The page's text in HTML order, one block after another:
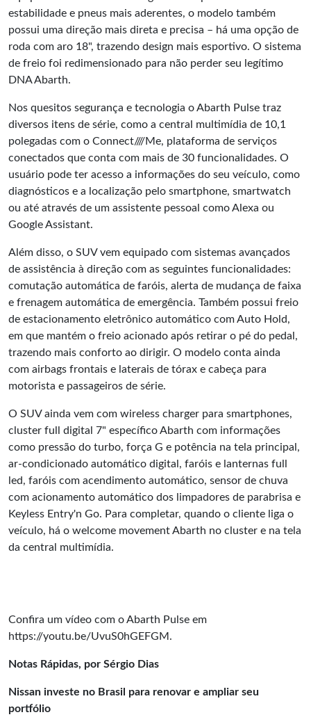
estabilidade e pneus mais aderentes, o modelo também
possui uma direção mais direta e precisa – há uma opção de
roda com aro 18", trazendo design mais esportivo. O sistema
de freio foi redimensionado para não perder seu legítimo
DNA Abarth.
Nos quesitos segurança e tecnologia o Abarth Pulse traz
diversos itens de série, como a central multimídia de 10,1
polegadas com o Connect////Me, plataforma de serviços
conectados que conta com mais de 30 funcionalidades. O
usuário pode ter acesso a informações do seu veículo, como
diagnósticos e a localização pelo smartphone, smartwatch
ou até através de um assistente pessoal como Alexa ou
Google Assistant.
Além disso, o SUV vem equipado com sistemas avançados
de assistência à direção com as seguintes funcionalidades:
comutação automática de faróis, alerta de mudança de faixa
e frenagem automática de emergência. Também possui freio
de estacionamento eletrônico automático com Auto Hold,
em que mantém o freio acionado após retirar o pé do pedal,
trazendo mais conforto ao dirigir. O modelo conta ainda
com airbags frontais e laterais de tórax e cabeça para
motorista e passageiros de série.
O SUV ainda vem com wireless charger para smartphones,
cluster full digital 7" específico Abarth com informações
como pressão do turbo, força G e potência na tela principal,
ar-condicionado automático digital, faróis e lanternas full
led, faróis com acendimento automático, sensor de chuva
com acionamento automático dos limpadores de parabrisa e
Keyless Entry'n Go. Para completar, quando o cliente liga o
veículo, há o welcome movement Abarth no cluster e na tela
da central multimídia.
Confira um vídeo com o Abarth Pulse em
https://youtu.be/UvuS0hGEFGM .
Notas Rápidas, por Sérgio Dias
Nissan investe no Brasil para renovar e ampliar seu
portfólio